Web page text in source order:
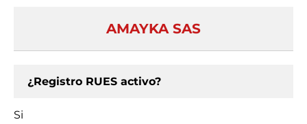
AMAYKA SAS
¿Registro RUES activo?
Si